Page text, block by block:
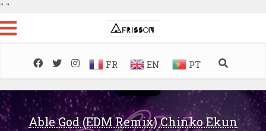
" "
FR EN PT
Able God (EDM Remix) Chinko Ekun